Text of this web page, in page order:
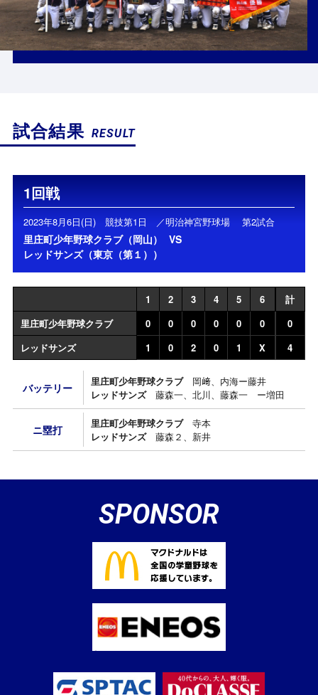
試合結果 RESULT
1回戦
2023年8月6日(日) 競技第1日 ／明治神宮野球場 第2試合
里庄町少年野球クラブ（岡山）
VS
レッドサンズ（東京（第１））
1 2 3 4 5 6
計
里庄町少年野球クラブ
0 0 0 0 0 0
0
レッドサンズ
1 0 2 0 1 X 4
バッテリー 里庄町少年野球クラブ
岡﨑、内海ー藤井
レッドサンズ
藤森一、北川、藤森一 ー増田
ニ塁打 里庄町少年野球クラブ
寺本
レッドサンズ
藤森２、新井
SPONSOR